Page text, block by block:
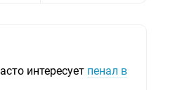
интересует пенал в